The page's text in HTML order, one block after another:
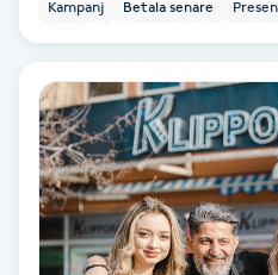
Funktionsanalys
Färgning
Föning
Kampanj Betala senare